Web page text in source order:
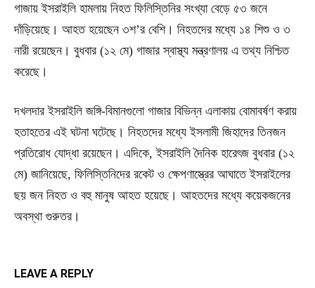
গাজায় ইসরাইলি হামলায় নিহত ফিলিস্তিনির সংখ্যা বেড়ে ৫৩ জনে
দাঁড়িয়েছে। আহত হয়েছেন ৩শ’র বেশি। নিহতদের মধ্যে ১৪ শিশু ও ৩
নারী রয়েছেন। বুধবার (১২ মে) গাজার স্বাস্থ্য মন্ত্রণালয় এ তথ্য নিশ্চিত
করেছে।
দখলদার ইসরাইলি জঙ্গি-বিমানগুলো গাজার বিভিন্ন এলাকায় বোমাবর্ষণ করায়
হতাহতের এই ঘটনা ঘটেছে। নিহতদের মধ্যে ইসলামী জিহাদের তিনজন
প্রতিরোধ যোদ্ধা রয়েছেন। এদিকে, ইসরাইলি দৈনিক হারেৎজ বুধবার (১২
মে) জানিয়েছে, ফিলিস্তিনিদের রকেট ও ক্ষেপণাস্ত্রের আঘাতে ইসরাইলের
ছয় জন নিহত ও বহু মানুষ আহত হয়েছে। আহতদের মধ্যে কয়েকজনের
অবস্থা গুরুতর।
LEAVE A REPLY